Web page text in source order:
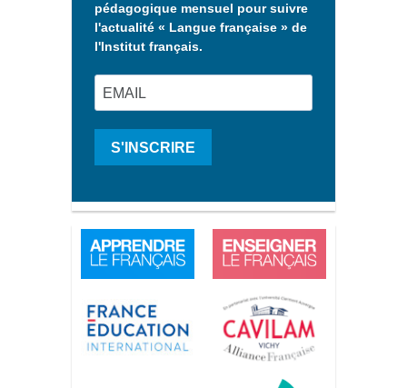
pédagogique mensuel pour suivre
l'actualité « Langue française » de
l'Institut français.
S'INSCRIRE